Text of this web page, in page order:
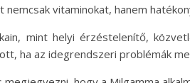
nemcsak vitaminokat, hanem
mint helyi érzéstelenítő,
ha az idegrendszeri problémák